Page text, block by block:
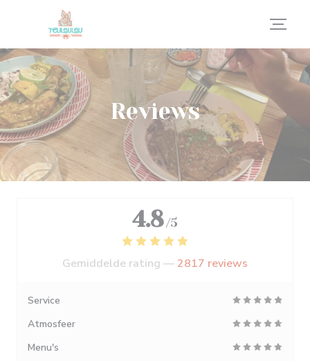
Cookies beheer paneel
Reviews
4.8 /5
Gemiddelde rating —2817 reviews
Service
Atmosfeer
Menu's